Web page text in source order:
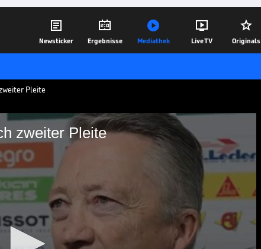

Newsticker

Ergebnisse

Mediathek

Live TV

Originals
Pleite
zweiter Pleite
nach zweiter Pleite
stellt sich Bundestrainer Harold
er dünnhäutig auf eine Frage zu
gegen die Schweiz.